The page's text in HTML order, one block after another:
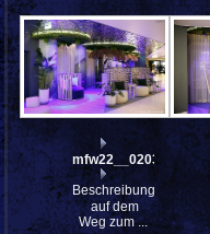
mfw22__0203329
Beschreibung:
auf dem
Weg zum ...